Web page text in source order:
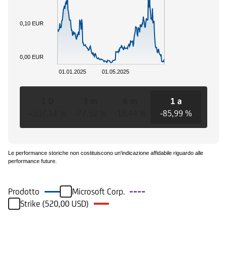
01.01.2025 01.05.2025
0,00 EUR
0,10 EUR
1 a
-85,99 %
Le performance storiche non costituiscono un'indicazione affidabile riguardo alle
performance future.
Prodotto
Microsoft Corp.
Strike (520,00 USD)